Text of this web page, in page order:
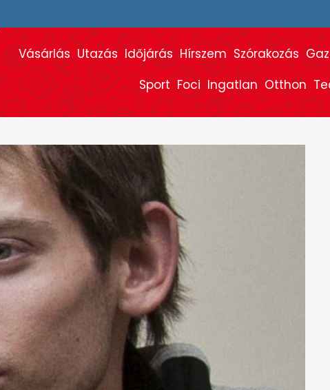
Vásárlás Utazás Időjárás Hírszem Szórakozás
Sport Foci Ingatlan Otthon